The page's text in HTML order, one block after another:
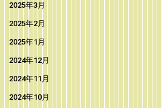
2025年3月
2025年2月
2025年1月
2024年12月
2024年11月
2024年10月